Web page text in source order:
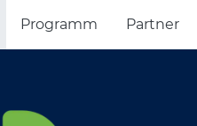
Programm Partner